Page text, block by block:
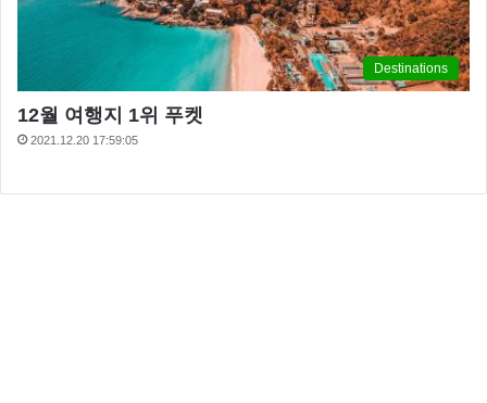
Destinations
12월 여행지 1위 푸켓
2021.12.20 17:59:05